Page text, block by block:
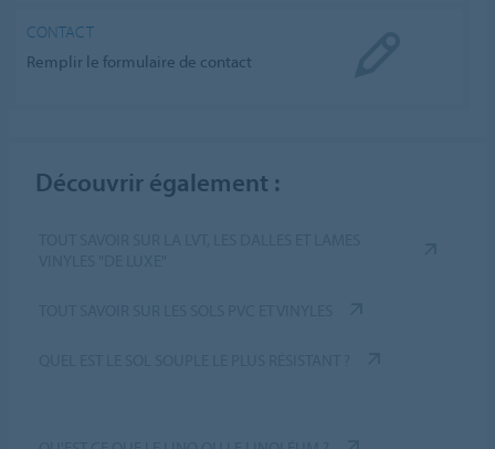
CONTACT
Remplir le formulaire de contact
Découvrir également :